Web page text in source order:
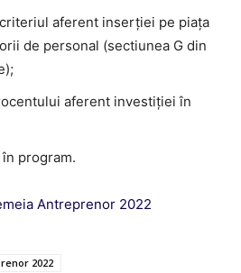
aferent inserției pe piața
de personal (sectiunea G din
aferent investiției în
program.
Antreprenor 2022
2022